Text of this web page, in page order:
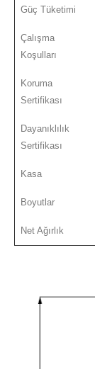
Güç Tüketimi
Çalışma
Koşulları
Koruma
Sertifikası
Dayanıklılık
Sertifikası
Kasa
Boyutlar
Net Ağırlık